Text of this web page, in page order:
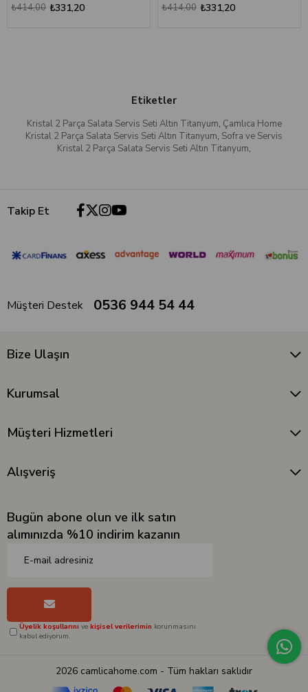
₺331,20
₺414,00 ₺331,20
₺414,00
Etiketler
Kristal 2 Parça Salata Servis Seti Altın Titanyum, Çamlıca Home
Kristal 2 Parça Salata Servis Seti Altın Titanyum, Sofra ve Servis
Kristal 2 Parça Salata Servis Seti Altın Titanyum,
Takip Et
Müşteri Destek 0536 944 54 44
Bize Ulaşın
Kurumsal
Müşteri Hizmetleri
Alışveriş
Bugün abone olun ve ilk satın
alımınızda %10 indirim kazanın
Üyelik koşullarını ve kişisel verilerimin korunmasını
kabul ediyorum.
2026 camlicahome.com - Tüm hakları saklıdır